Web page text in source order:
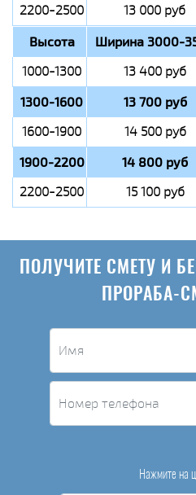
2200-2500 13 000 руб
Высота Ширина 3000-
1000-1300 13 400 руб
1300-1600 13 700 руб
1600-1900 14 500 руб
1900-2200 14 800 руб
2200-2500 15 100 руб
ПОЛУЧИТЕ СМЕТУ И
ПРОРАБА-
Нажмите на